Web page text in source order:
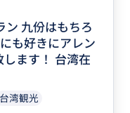
ン 九份はもちろ
も好きにアレン
ます！ 台湾在
台湾観光